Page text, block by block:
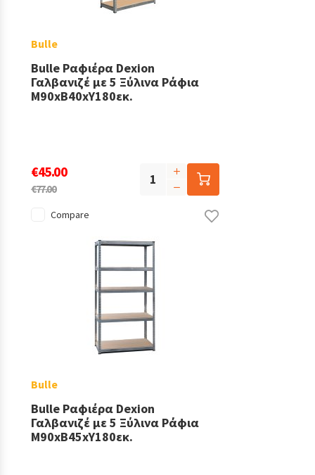
Bulle
Bulle Ραφιέρα Dexion
Γαλβανιζέ με 5 Ξύλινα Ράφια
Μ90xΒ40xΥ180εκ.
€45.00
€77.00
Compare
Bulle
Bulle Ραφιέρα Dexion
Γαλβανιζέ με 5 Ξύλινα Ράφια
Μ90xΒ45xΥ180εκ.